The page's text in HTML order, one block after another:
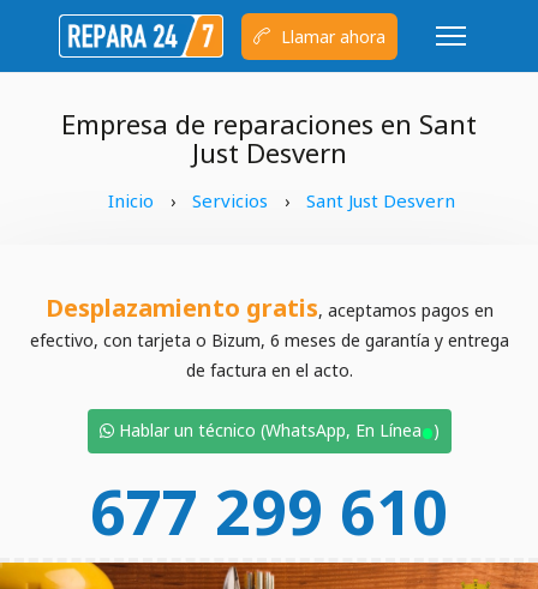
Llamar ahora
Empresa de reparaciones en Sant
Just Desvern
Inicio › Servicios › Sant Just Desvern
Desplazamiento gratis, aceptamos pagos en
efectivo, con tarjeta o Bizum, 6 meses de garantía y entrega
de factura en el acto.
Hablar un técnico (WhatsApp, En Línea•)
677 299 610